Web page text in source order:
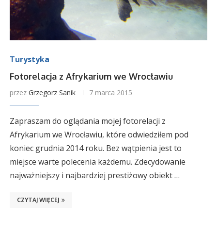
Turystyka
Fotorelacja z Afrykarium we Wrocławiu
przez Grzegorz Sanik 7 marca 2015
Zapraszam do oglądania mojej fotorelacji z
Afrykarium we Wrocławiu, które odwiedziłem pod
koniec grudnia 2014 roku. Bez wątpienia jest to
miejsce warte polecenia każdemu. Zdecydowanie
najważniejszy i najbardziej prestiżowy obiekt …
CZYTAJ WIĘCEJ